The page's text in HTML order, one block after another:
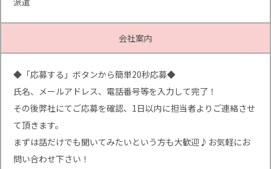
会社案内
◆「応募する」ボタンから簡単20秒応募◆
氏名、メールアドレス、電話番号等を入力して完了！
その後弊社にてご応募を確認、1日以内に担当者よりご連絡させ
て頂きます。
まずは話だけでも聞いてみたいという方も大歓迎♪お気軽にお
問い合わせ下さい！